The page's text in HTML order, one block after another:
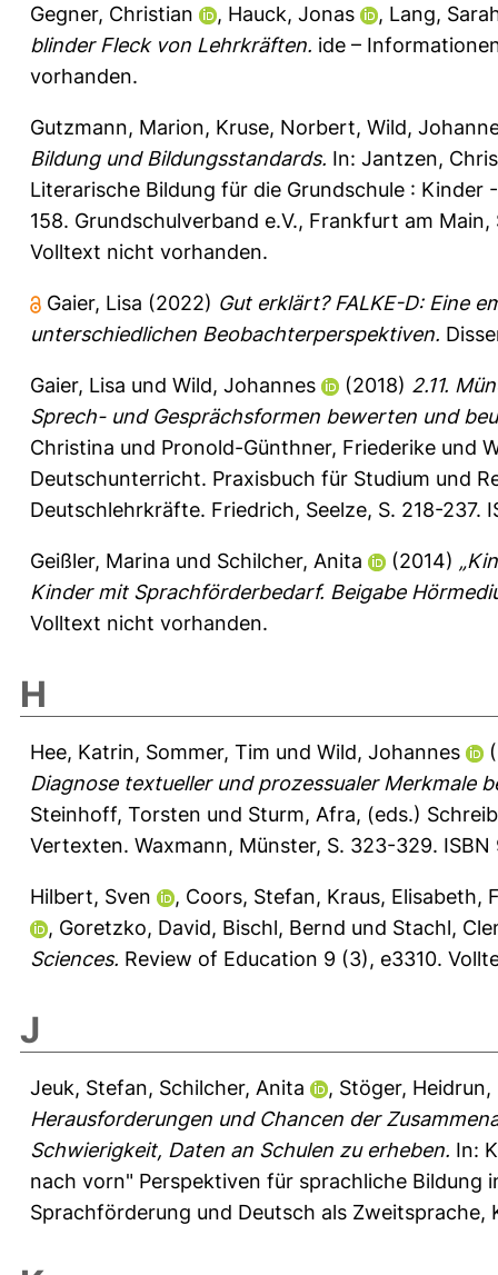
Gegner, Christian , Hauck, Jonas , Lang,
blinder Fleck von Lehrkräften. ide –
vorhanden.
Gutzmann, Marion, Kruse, Norbert, Wild,
Bildung und Bildungsstandards. In: Jantzen,
Literarische Bildung für die Grundschule :
158. Grundschulverband e.V., Frankfurt am
Volltext nicht vorhanden.
Gaier, Lisa (2022) Gut erklärt? FALKE-D: Eine
unterschiedlichen Beobachterperspektiven.
Gaier, Lisa und Wild, Johannes (2018) 2.11.
Sprech- und Gesprächsformen bewerten und
Christina und Pronold-Günthner, Friederike und
Deutschunterricht. Praxisbuch für Studium und
Deutschlehrkräfte. Friedrich, Seelze, S. 218-
Geißler, Marina und Schilcher, Anita (2014)
Kinder mit Sprachförderbedarf. Beigabe
Volltext nicht vorhanden.
H
Hee, Katrin, Sommer, Tim und Wild, Johannes
Diagnose textueller und prozessualer Merkmale
Steinhoff, Torsten und Sturm, Afra, (eds.)
Vertexten. Waxmann, Münster, S. 323-329.
Hilbert, Sven , Coors, Stefan, Kraus, Elisabeth,
, Goretzko, David, Bischl, Bernd und Stachl,
Sciences. Review of Education 9 (3), e3310.
J
Jeuk, Stefan, Schilcher, Anita , Stöger, Heidrun,
Herausforderungen und Chancen der
Schwierigkeit, Daten an Schulen zu erheben. In:
nach vorn" Perspektiven für sprachliche
Sprachförderung und Deutsch als